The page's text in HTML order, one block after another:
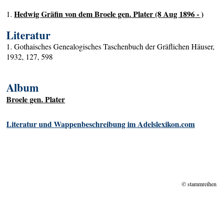
1.Hedwig Gräfin von dem Broele gen. Plater (8 Aug 1896 - )
Literatur
1. Gothaisches Genealogisches Taschenbuch der Gräflichen Häuser,
1932, 127, 598
Album
Broele gen. Plater
Literatur und Wappenbeschreibung im Adelslexikon.com
©